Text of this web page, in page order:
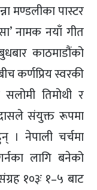
मण्डलीका पास्टर
नामक नयाँ गीत
काठमाडौंको
कर्णप्रिय स्वरकी
तिमोथी र
संयुक्त रूपमा
। नेपाली चर्चमा
लागि बनेको
१०३ः १–५ बाट